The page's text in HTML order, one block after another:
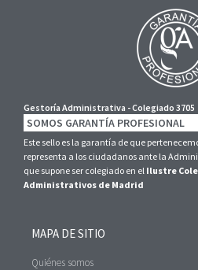
Gestoría Administrativa - Colegiado 3705
SOMOS GARANTÍA PROFESIONAL
Este sello es la garantía de que
representa a los ciudadanos ante la
que supone ser colegiado en el Ilustre
Administrativos de Madrid
MAPA DE SITIO
Quiénes somos